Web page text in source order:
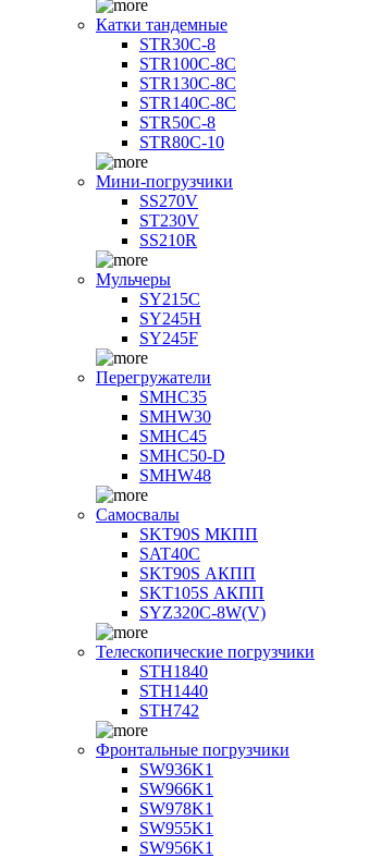
Катки тандемные
STR30C-8
STR100C-8С
STR130C-8С
STR140C-8С
STR50C-8
STR80C-10
Мини-погрузчики
SS270V
ST230V
SS210R
Мульчеры
SY215C
SY245H
SY245F
Перегружатели
SMHC35
SMHW30
SMHC45
SMHC50-D
SMHW48
Самосвалы
SKT90S МКПП
SAT40C
SKT90S АКПП
SKT105S АКПП
SYZ320C-8W(V)
Телескопические погрузчики
STH1840
STH1440
STH742
Фронтальные погрузчики
SW936K1
SW966K1
SW978K1
SW955K1
SW956K1